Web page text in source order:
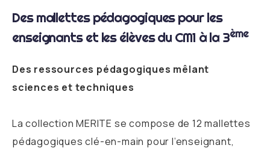
Des mallettes pédagogiques pour les
enseignants et les élèves du CM1 à la 3ème
Des ressources pédagogiques mêlant
sciences et techniques
La collection MERITE se compose de 12 mallettes
pédagogiques clé-en-main pour l’enseignant,